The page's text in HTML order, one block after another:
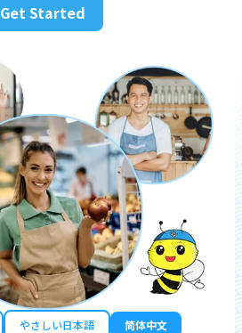
Get Started
やさしい日本語
简体中文